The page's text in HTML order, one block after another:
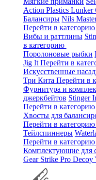
Action Plastics Lunker
Балансиры Nils
Перейти в категорию
Вибы и раттлины
в категорию
Поролоновые рыбки
Jig It Перейти в
Искусственные
Три Кита Перейти в
Фурнитура и
джеркбейтов Stinger
Перейти в категорию
Хвосты для
Перейти в категорию
Тейлспиннеры
Перейти в категорию
Комплектующие для
Gear Strike Pro Decoy